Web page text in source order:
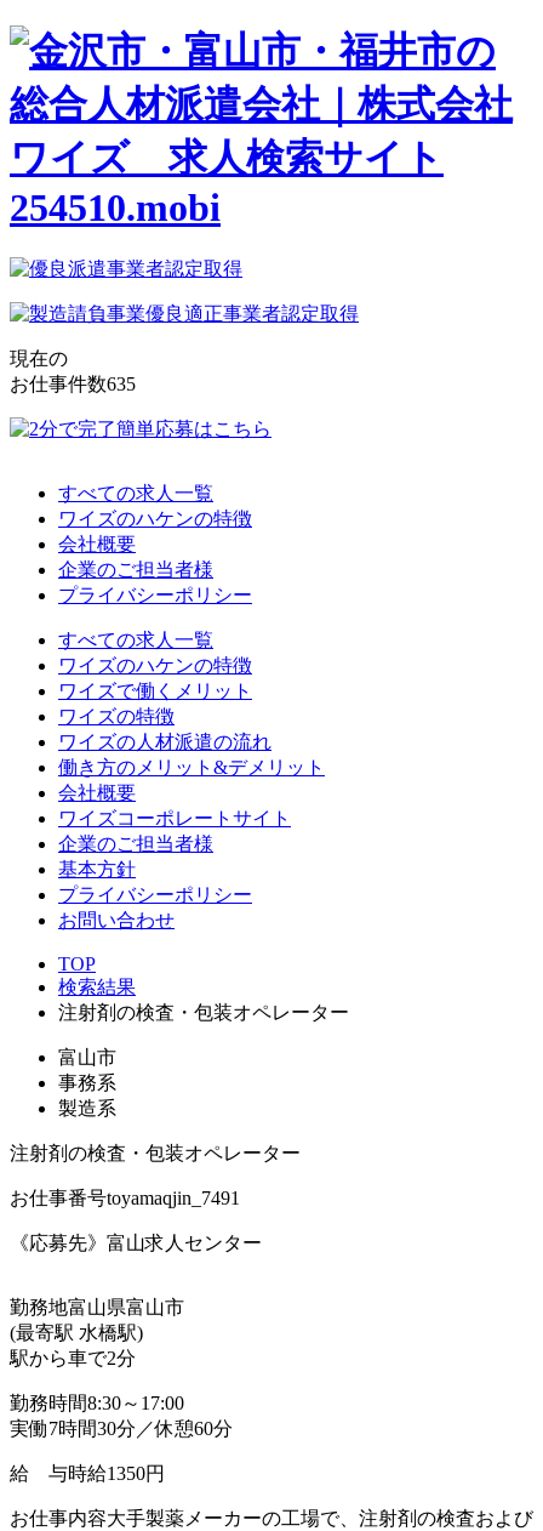
現在の
お仕事件数635
すべての求人一覧
ワイズのハケンの特徴
会社概要
企業のご担当者様
プライバシーポリシー
すべての求人一覧
ワイズのハケンの特徴
ワイズで働くメリット
ワイズの特徴
ワイズの人材派遣の流れ
働き方のメリット&デメリット
会社概要
ワイズコーポレートサイト
企業のご担当者様
基本方針
プライバシーポリシー
お問い合わせ
TOP
検索結果
注射剤の検査・包装オペレーター
富山市
事務系
製造系
注射剤の検査・包装オペレーター
お仕事番号toyamaqjin_7491
《応募先》富山求人センター
勤務地富山県富山市
(最寄駅 水橋駅)
駅から車で2分
勤務時間8:30～17:00
実働7時間30分／休憩60分
給 与時給1350円
お仕事内容大手製薬メーカーの工場で、注射剤の検査および